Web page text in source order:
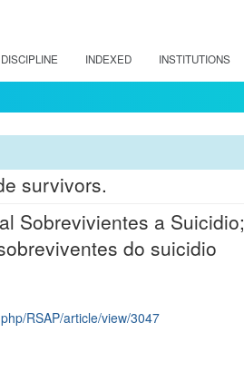
DISCIPLINE INDEXED INSTITUTIONS
survivors.
Sobrevivientes a Suicidio;
do suicidio
RSAP/article/view/3047